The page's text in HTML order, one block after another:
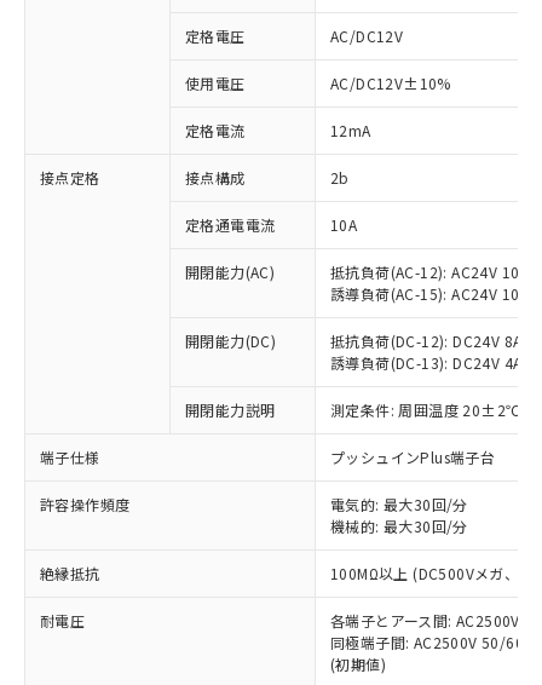
定格電圧 AC/DC12V
使用電圧 AC/DC12V±10%
定格電流 12mA
接点定格 接点構成 2b
定格通電電流 10A
開閉能力(AC)
抵抗負荷(AC-12): AC24V 10A/
誘導負荷(AC-15): AC24V
開閉能力(DC)
抵抗負荷(DC-12): DC24V 8A/
誘導負荷(DC-13): DC24V 4A/
開閉能力説明 測定条件: 周囲温度 20±2℃、
端子仕様 プッシュインPlus端子台
許容操作頻度
電気的: 最大30回/分
機械的: 最大30回/分
絶縁抵抗 100MΩ以上 (DC500Vメガ、点
耐電圧
各端子とアース間: AC2500V
同極端子間: AC2500V 50/
(初期値)
ご利用条件
以下の条件をお読みいただき、同意のうえ
ご利用ください。
本サービスは、当社制御機器事業取扱
商品の当社在庫状況および標準価格
(税抜)を提供させていただくもので
当社制御機器事業取扱商品の中には、
本サービスの対象外となる商品もある
ことをご了承ください。
在庫状況および標準価格照会結果は、
記載している更新日時点での社内デー
タに基づき作成されるものであり、閲
覧された時点での実際の在庫および標
準価格とは異なる場合があることをご
※1 対応状況
対応済み：EU RoHS指令（10物質）の
非含有に対応した製品が提供可能な商品で
す。
対応予定：EU RoHS指令（10物質）の非含
有に対応した製品に切り替える予定のある
対応予定なし：EU RoHS指令（10物質）の
非含有に非対応の商品で、対応品を出す予
定はありません。
調査・確認中：EU RoHS指令（10物質）の
非含有の対応状況を調査中または確認中の
非該当品：ライセンス料など無形物で、有
害物質有無と関係のない商品です。
仕入先様の事情により、非含有部品として
いたものが、含有品と判明した場合などや
むを得ず変更することがあります。
六価クロム(Cr(Ⅵ)) 1000ppm以下、ポリ臭化ビフェニル
類(PBB) 1000ppm以下、ポリ臭化ジフェニルエーテル類
「○」：最大均質材料含有率が中国RoHSの
基準値以下であることを示します。
「×」：最大均質材料含有率が中国RoHSの
基準値を超えていることを示します。
「－」：未確認です。当社販売部門へお問
*中国RoHS10物質の基準値 (GB/T26572)：
Pb(鉛) :1000ppm、 Hg(水銀) : 1000ppm、 Cd(カドミウ
Cr(Ⅵ)(六価クロム) : 1000ppm、 PBBs(ポリ臭化ビフェ
当社は、これら貴社製品のうち、外国
為替および外国貿易法に定める商品
（以下｢規制貨物等」という）を輸出
または国外への提供する場合は、日本
国政府の輸出許可(または役務取引許
可)を取得するなどの必要な手続きを